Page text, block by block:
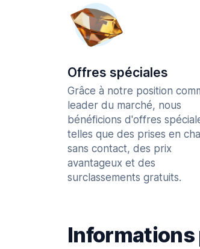
Offres spéciales
Grâce à notre position
leader du marché, nous
bénéficions d'offres
telles que des prises en
sans contact, des prix
avantageux et des
surclassements gratuits.
Informations